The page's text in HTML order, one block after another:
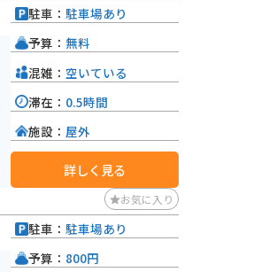
駐車： 駐車場あり
予算： 無料
混雑： 空いている
滞在： 0.5時間
施設： 屋外
詳しく見る
お気に入り
駐車： 駐車場あり
予算： 800円